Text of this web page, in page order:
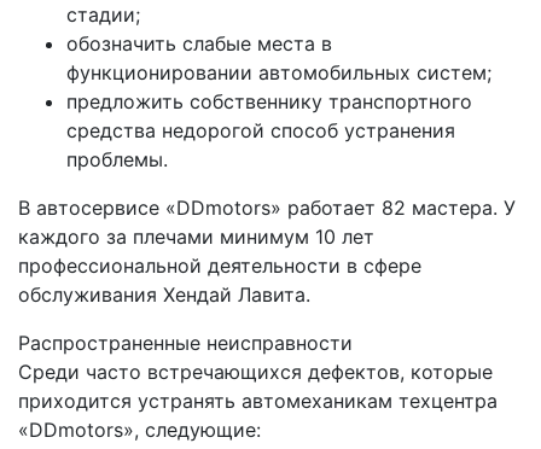
стадии;
обозначить слабые места в
функционировании автомобильных систем;
предложить собственнику транспортного
средства недорогой способ устранения
проблемы.
В автосервисе «DDmotors» работает 82 мастера. У
каждого за плечами минимум 10 лет
профессиональной деятельности в сфере
обслуживания Хендай Лавита.
Распространенные неисправности
Среди часто встречающихся дефектов, которые
приходится устранять автомеханикам техцентра
«DDmotors», следующие: